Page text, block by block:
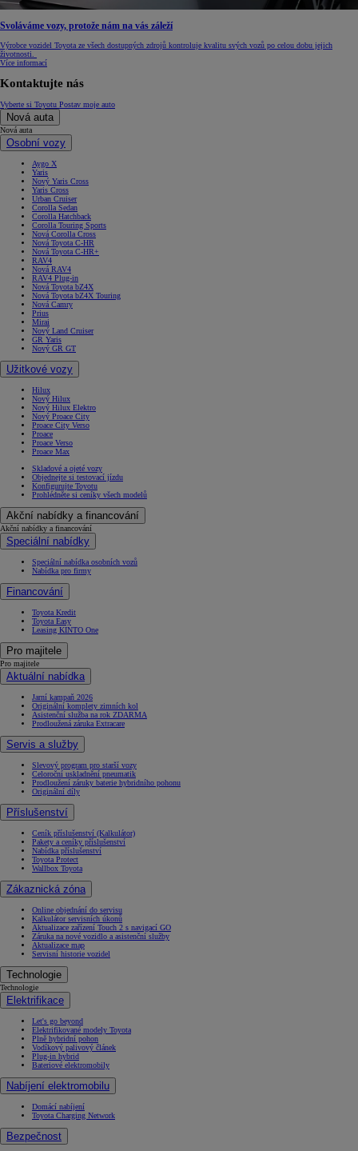
Svoláváme vozy, protože nám na vás záleží
Výrobce vozidel Toyota ze všech dostupných zdrojů kontroluje kvalitu svých vozů po celou dobu jejich
životnosti.
Více informací
Kontaktujte nás
Vyberte si Toyotu Postav moje auto
Nová auta
Nová auta
Osobní vozy
Aygo X
Yaris
Nový Yaris Cross
Yaris Cross
Urban Cruiser
Corolla Sedan
Corolla Hatchback
Corolla Touring Sports
Nová Corolla Cross
Nová Toyota C-HR
Nová Toyota C-HR+
RAV4
Nová RAV4
RAV4 Plug-in
Nová Toyota bZ4X
Nová Toyota bZ4X Touring
Nová Camry
Prius
Mirai
Nový Land Cruiser
GR Yaris
Nový GR GT
Užitkové vozy
Hilux
Nový Hilux
Nový Hilux Elektro
Nový Proace City
Proace City Verso
Proace
Proace Verso
Proace Max
Skladové a ojeté vozy
Objednejte si testovací jízdu
Konfigurujte Toyotu
Prohlédněte si ceníky všech modelů
Akční nabídky a financování
Akční nabídky a financování
Speciální nabídky
Speciální nabídka osobních vozů
Nabídka pro firmy
Financování
Toyota Kredit
Toyota Easy
Leasing KINTO One
Pro majitele
Pro majitele
Aktuální nabídka
Jarní kampaň 2026
Originální komplety zimních kol
Asistenční služba na rok ZDARMA
Prodloužená záruka Extracare
Servis a služby
Slevový program pro starší vozy
Celoroční uskladnění pneumatik
Prodloužení záruky baterie hybridního pohonu
Originální díly
Příslušenství
Ceník příslušenství (Kalkulátor)
Pakety a ceníky příslušenství
Nabídka příslušenství
Toyota Protect
Wallbox Toyota
Zákaznická zóna
Online objednání do servisu
Kalkulátor servisních úkonů
Aktualizace zařízení Touch 2 s navigací GO
Záruka na nové vozidlo a asistenční služby
Aktualizace map
Servisní historie vozidel
Technologie
Technologie
Elektrifikace
Let's go beyond
Elektrifikované modely Toyota
Plně hybridní pohon
Vodíkový palivový článek
Plug-in hybrid
Bateriové elektromobily
Nabíjení elektromobilu
Domácí nabíjení
Toyota Charging Network
Bezpečnost